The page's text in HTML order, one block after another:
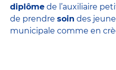
diplôme de l’auxiliaire
de prendre soin des
municipale comme en